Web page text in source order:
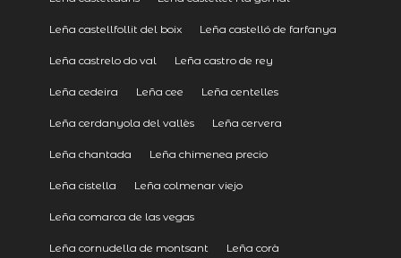
Leña castellfollit del boix Leña castelló de farfanya
Leña castrelo do val Leña castro de rey
Leña cedeira Leña cee Leña centelles
Leña cerdanyola del vallès Leña cervera
Leña chantada Leña chimenea precio
Leña cistella Leña colmenar viejo
Leña comarca de las vegas
Leña cornudella de montsant Leña corà